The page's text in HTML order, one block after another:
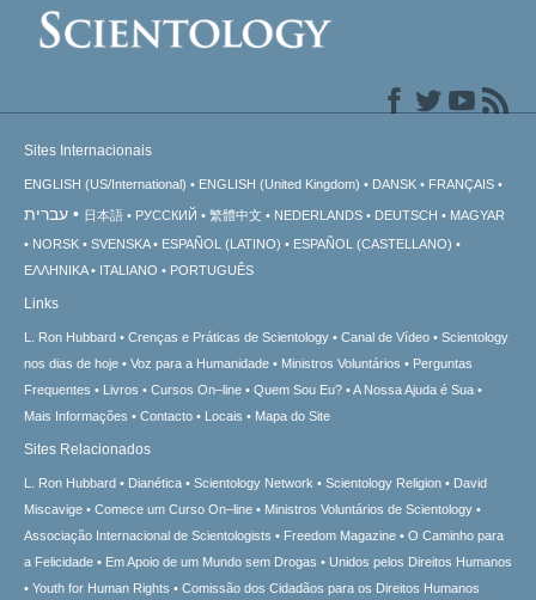
Sites Internacionais
ENGLISH (US/International) ENGLISH (United Kingdom) DANSK FRANÇAIS
עברית 日本語 РУССКИЙ 繁體中文 NEDERLANDS DEUTSCH
MAGYAR
NORSK
SVENSKA ESPAÑOL (LATINO)
ESPAÑOL (CASTELLANO)
ΕΛΛΗΝΙΚA
ITALIANO PORTUGUÊS
Links
L. Ron Hubbard Crenças e Práticas de Scientology Canal de Vídeo
Scientology
nos dias de hoje
Voz para a Humanidade Ministros Voluntários
Perguntas
Frequentes
Livros Cursos On–line Quem Sou Eu?
A Nossa Ajuda é Sua
Mais Informações
Contacto Locais Mapa do Site
Sites Relacionados
L. Ron Hubbard Dianética Scientology Network Scientology Religion
David
Miscavige
Comece um Curso On–line
Ministros Voluntários de Scientology
Associação Internacional de Scientologists
Freedom Magazine
O Caminho para
a Felicidade
Em Apoio de um Mundo sem Drogas
Unidos pelos Direitos Humanos
Youth for Human Rights
Comissão dos Cidadãos para os Direitos Humanos